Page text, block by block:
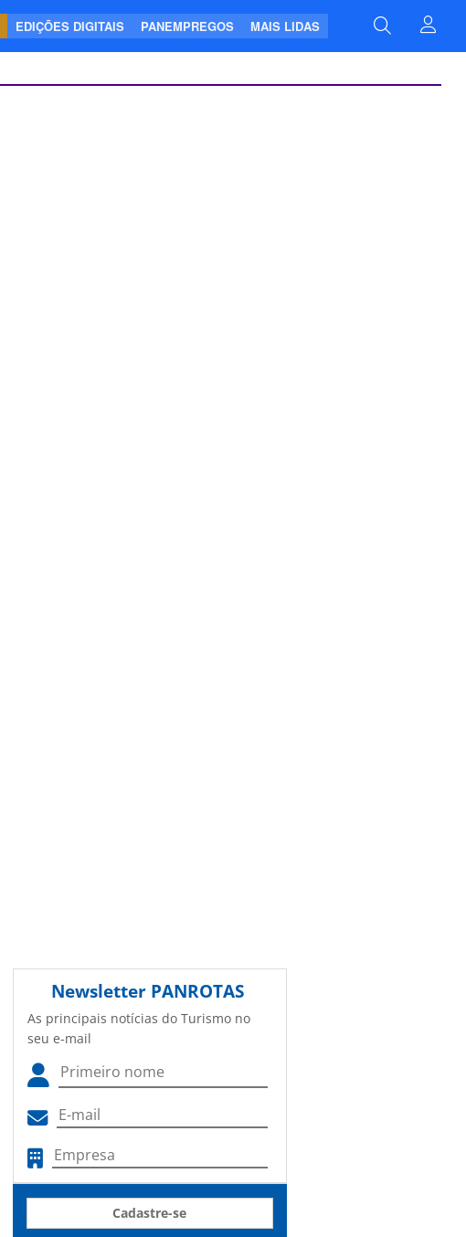
EDIÇÕES DIGITAIS PANEMPREGOS MAIS LIDAS
Newsletter PANROTAS
As principais notícias do Turismo no
seu e-mail
Cadastre-se